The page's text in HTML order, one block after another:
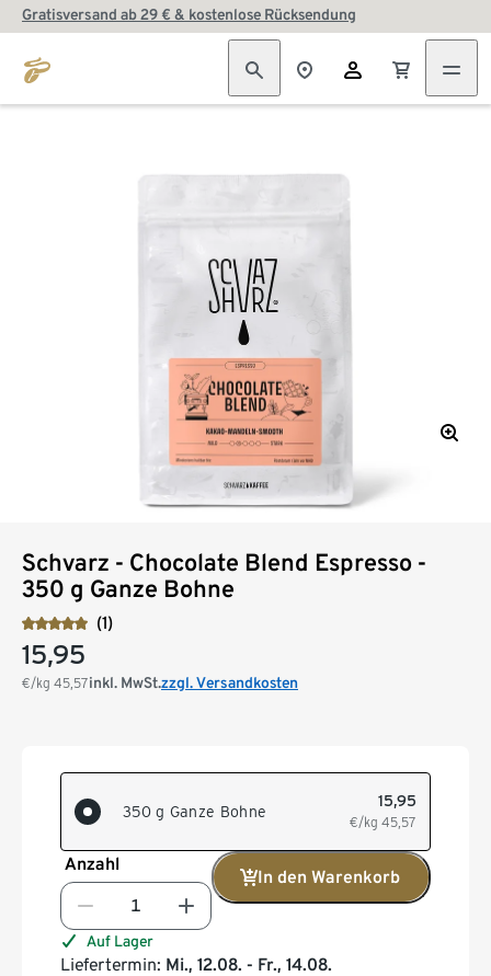
Gratisversand ab 29 € & kostenlose Rücksendung
Schvarz - Chocolate Blend Espresso -
350 g Ganze Bohne
(1)
15,95
€/kg 45,57inkl. MwSt.zzgl. Versandkosten
350 g Ganze Bohne
15,95
€/kg 45,57
Anzahl
In den Warenkorb
Auf Lager
Liefertermin: Mi., 12.08. - Fr., 14.08.